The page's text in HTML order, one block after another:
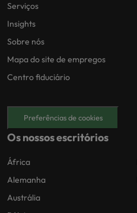
Serviços
Insights
Sobre nós
Mapa do site de empregos
Centro fiduciário
Preferências de cookies
Os nossos escritórios
África
Alemanha
Austrália